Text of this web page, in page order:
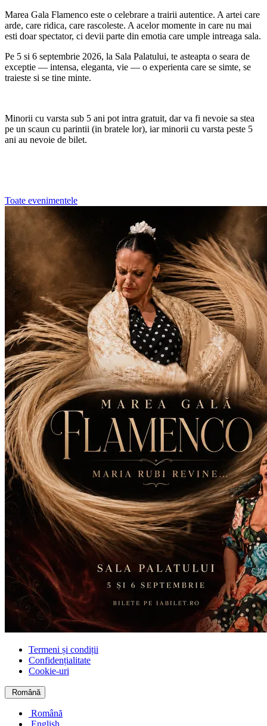
Marea Gala Flamenco este o celebrare a trairii autentice. A artei care
arde, care ridica, care rascoleste. A acelor momente in care nu mai
esti doar spectator, ci devii parte din emotia care umple intreaga sala.
Pe 5 si 6 septembrie 2026, la Sala Palatului, te asteapta o seara de
exceptie — intensa, eleganta, vie — o experienta care se simte, se
traieste si se tine minte.
Minorii cu varsta sub 5 ani pot intra gratuit, dar va fi nevoie sa stea
pe un scaun cu parintii (in bratele lor), iar minorii cu varsta peste 5
ani au nevoie de bilet.
Toate evenimentele
Termeni și condiții
Confidențialitate
Cookie-uri
Română
Română
English